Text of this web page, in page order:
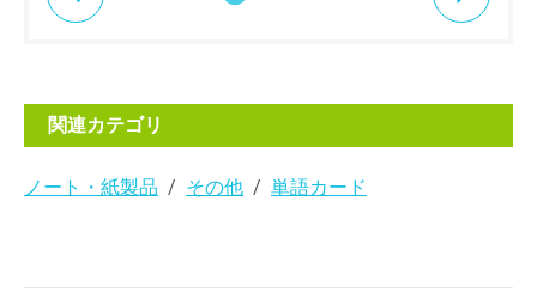
関連カテゴリ
ノート・紙製品 その他 単語カード